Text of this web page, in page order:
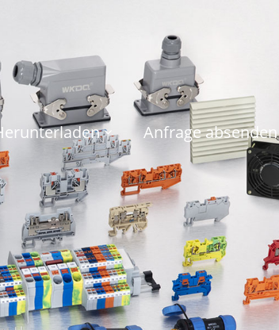
Anfrage absenden